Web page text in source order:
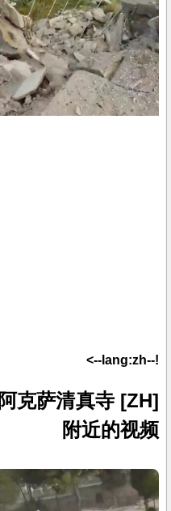
!--lang:zh-->
阿克萨清真寺
附近的视频